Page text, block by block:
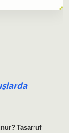
Tasarruf